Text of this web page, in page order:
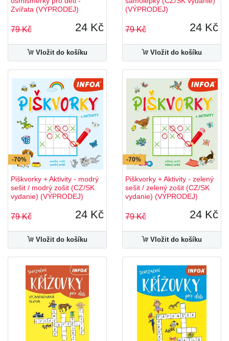
Zvířata (VÝPRODEJ)
79 Kč 24 Kč
Vložit do košíku
(VÝPRODEJ)
79 Kč 24 Kč
Vložit do košíku
-70%
Piškvorky + Aktivity - modrý
sešit / modrý zošit (CZ/SK
vydanie) (VÝPRODEJ)
79 Kč 24 Kč
Vložit do košíku
-70%
Piškvorky + Aktivity - zelený
sešit / zelený zošit (CZ/SK
vydanie) (VÝPRODEJ)
79 Kč 24 Kč
Vložit do košíku